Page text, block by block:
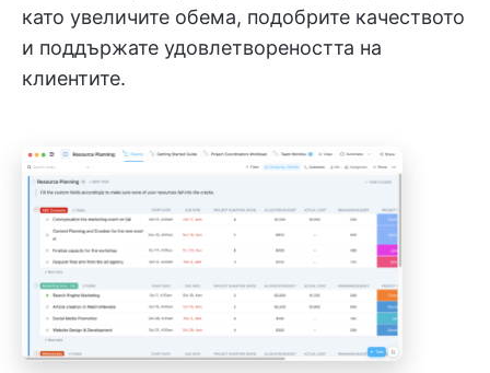
като увеличите обема, подобрите качеството
и поддържате удовлетвореността на
клиентите.